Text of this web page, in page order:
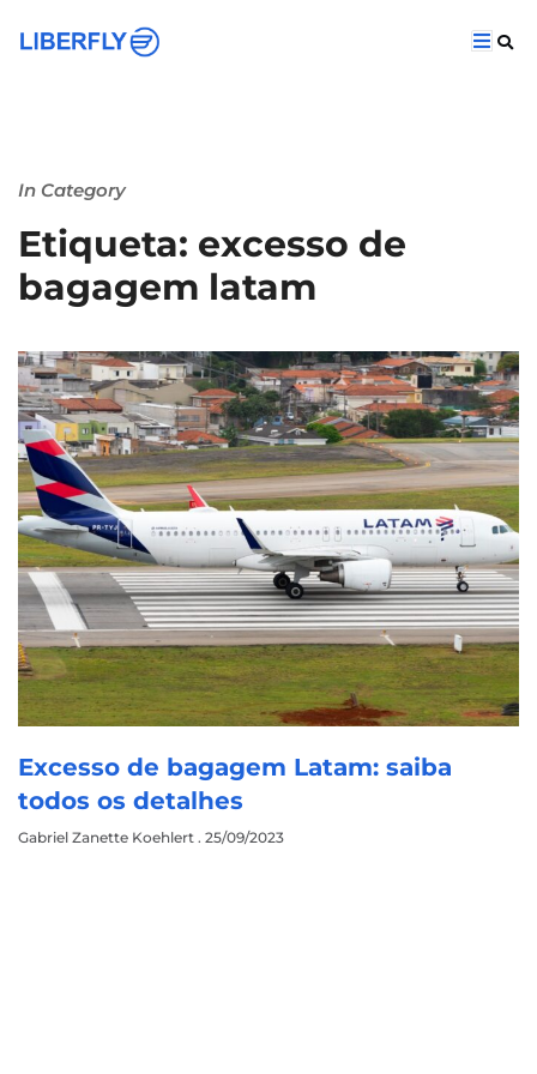
In Category
Etiqueta: excesso de
bagagem latam
Excesso de bagagem Latam: saiba
todos os detalhes
Gabriel Zanette Koehlert 25/09/2023